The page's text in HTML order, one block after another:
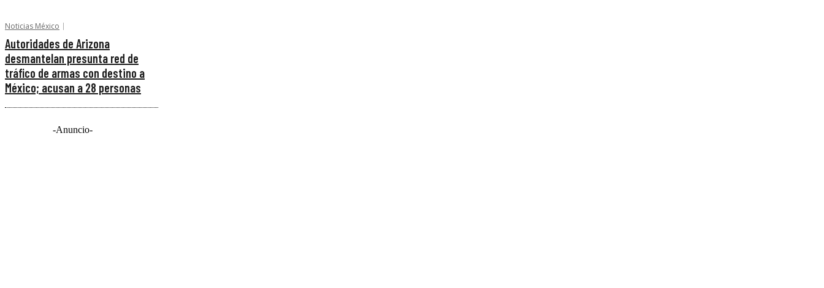
Noticias México
Autoridades de Arizona
desmantelan presunta red de
tráfico de armas con destino a
México; acusan a 28 personas
-Anuncio-